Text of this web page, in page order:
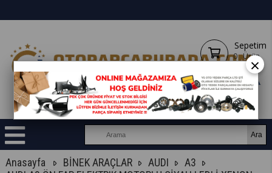
Sepetim
0 Ürün
Anasayfa BİNEK ARAÇLAR AUDI
A3
×